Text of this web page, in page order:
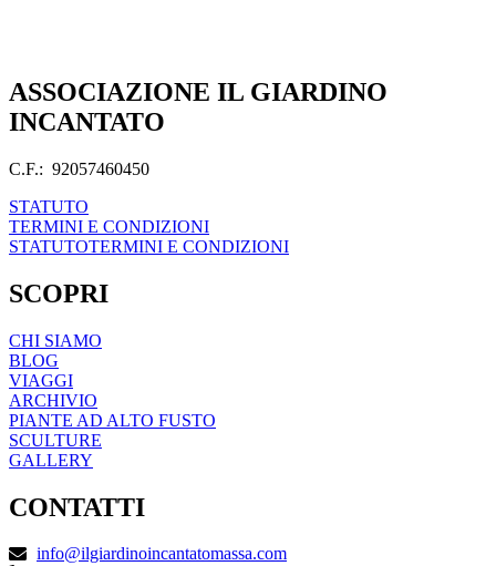
ASSOCIAZIONE IL GIARDINO
INCANTATO
C.F.: 92057460450
STATUTO
TERMINI E CONDIZIONI
STATUTOTERMINI E CONDIZIONI
SCOPRI
CHI SIAMO
BLOG
VIAGGI
ARCHIVIO
PIANTE AD ALTO FUSTO
SCULTURE
GALLERY
CONTATTI
info@ilgiardinoincantatomassa.com